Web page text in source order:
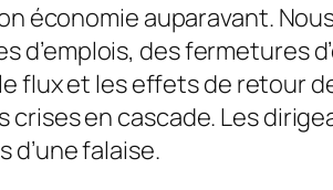
économie auparavant.
d’emplois, des fermetures
flux et les effets de retour
crises en cascade. Les
falaise.